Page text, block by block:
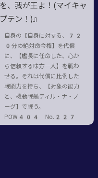
を、我が王よ！(マイキャ
プテン！)』
自身の【自身に対する、72
0分の絶対命令権】を代償
に、【艦長に任命した、心か
ら信頼する味方一人】を戦わ
せる。それは代償に比例した
戦闘力を持ち、【対象の能力
と、機動戦艦ティル・ナ・ノ
ーグ】で戦う。
POW404 No.227